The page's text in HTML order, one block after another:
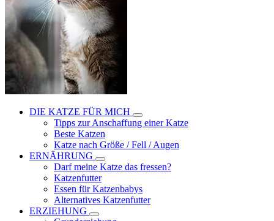
DIE KATZE FÜR MICH
Tipps zur Anschaffung einer Katze
Beste Katzen
Katze nach Größe / Fell / Augen
ERNÄHRUNG
Darf meine Katze das fressen?
Katzenfutter
Essen für Katzenbabys
Alternatives Katzenfutter
ERZIEHUNG